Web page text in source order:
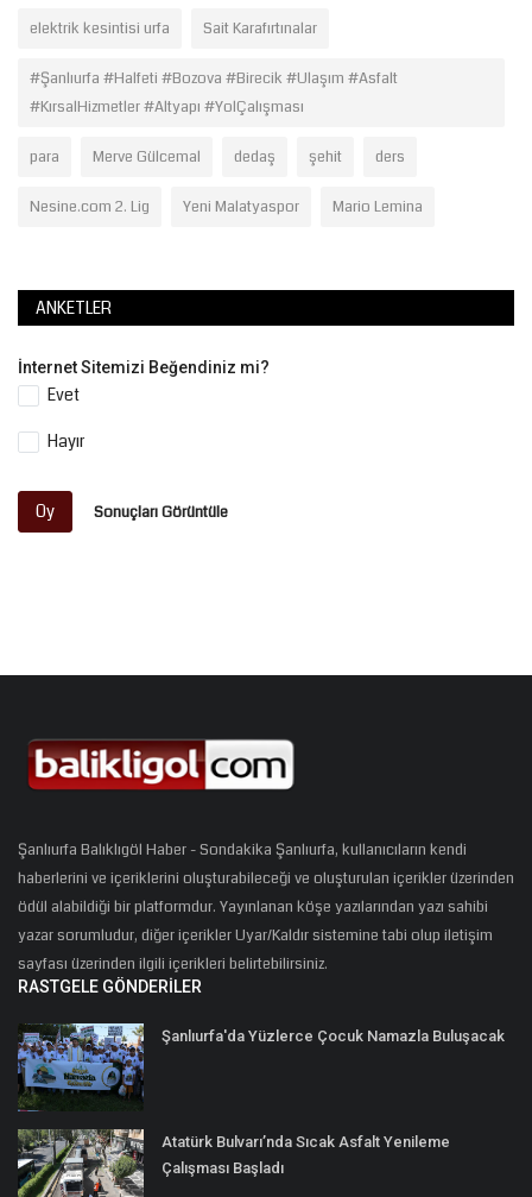
elektrik kesintisi urfa Sait Karafırtınalar
#Şanlıurfa #Halfeti #Bozova #Birecik #Ulaşım #Asfalt
#KırsalHizmetler #Altyapı #YolÇalışması
para Merve Gülcemal dedaş şehit ders
Nesine.com 2. Lig Yeni Malatyaspor Mario Lemina
ANKETLER
İnternet Sitemizi Beğendiniz mi?
Evet
Hayır
Oy Sonuçları Görüntüle
Şanlıurfa Balıklıgöl Haber - Sondakika Şanlıurfa, kullanıcıların kendi
haberlerini ve içeriklerini oluşturabileceği ve oluşturulan içerikler üzerinden
ödül alabildiği bir platformdur. Yayınlanan köşe yazılarından yazı sahibi
yazar sorumludur, diğer içerikler Uyar/Kaldır sistemine tabi olup iletişim
sayfası üzerinden ilgili içerikleri belirtebilirsiniz.
RASTGELE GÖNDERILER
Şanlıurfa'da Yüzlerce Çocuk Namazla Buluşacak
Atatürk Bulvarı’nda Sıcak Asfalt Yenileme
Çalışması Başladı